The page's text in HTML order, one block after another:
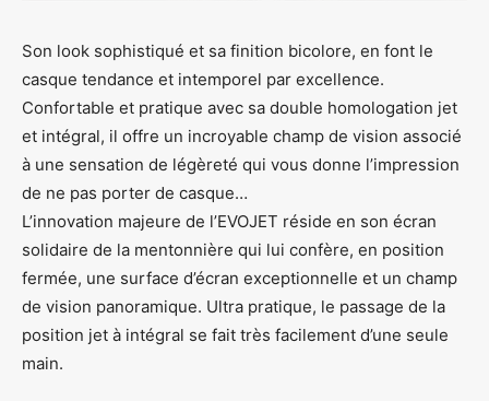
Son look sophistiqué et sa finition bicolore, en font le
casque tendance et intemporel par excellence.
Confortable et pratique avec sa double homologation jet
et intégral, il offre un incroyable champ de vision associé
à une sensation de légèreté qui vous donne l’impression
de ne pas porter de casque…
L’innovation majeure de l’EVOJET réside en son écran
solidaire de la mentonnière qui lui confère, en position
fermée, une surface d’écran exceptionnelle et un champ
de vision panoramique. Ultra pratique, le passage de la
position jet à intégral se fait très facilement d’une seule
main.